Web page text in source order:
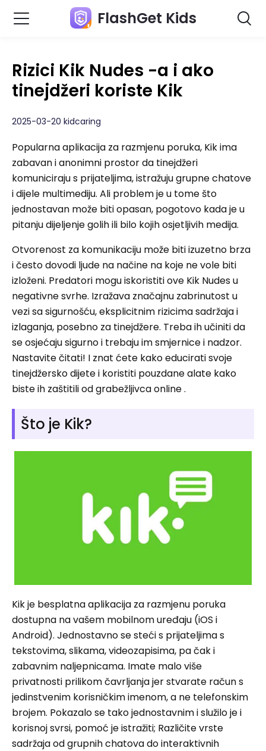
FlashGet Kids
Rizici Kik Nudes -a i ako
tinejdžeri koriste Kik
2025-03-20 kidcaring
Popularna aplikacija za razmjenu poruka, Kik ima
zabavan i anonimni prostor da tinejdžeri
komuniciraju s prijateljima, istražuju grupne chatove
i dijele multimediju. Ali problem je u tome što
jednostavan može biti opasan, pogotovo kada je u
pitanju dijeljenje golih ili bilo kojih osjetljivih medija.
Otvorenost za komunikaciju može biti izuzetno brza
i često dovodi ljude na načine na koje ne vole biti
izloženi. Predatori mogu iskoristiti ove Kik Nudes u
negativne svrhe. Izražava značajnu zabrinutost u
vezi sa sigurnošću, eksplicitnim rizicima sadržaja i
izlaganja, posebno za tinejdžere. Treba ih učiniti da
se osjećaju sigurno i trebaju im smjernice i nadzor.
Nastavite čitati! I znat ćete kako educirati svoje
tinejdžersko dijete i koristiti pouzdane alate kako
biste ih zaštitili od grabežljivca online .
Što je Kik?
Kik je besplatna aplikacija za razmjenu poruka
dostupna na vašem mobilnom uređaju (iOS i
Android). Jednostavno se steći s prijateljima s
tekstovima, slikama, videozapisima, pa čak i
zabavnim naljepnicama. Imate malo više
privatnosti prilikom čavrljanja jer stvarate račun s
jedinstvenim korisničkim imenom, a ne telefonskim
brojem. Pokazalo se tako jednostavnim i služilo je i
korisnoj svrsi, pomoć je istražiti; Različite vrste
sadržaja od grupnih chatova do interaktivnih